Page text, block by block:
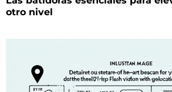
otro nivel